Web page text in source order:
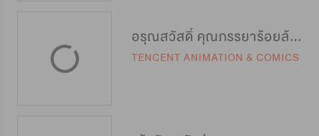
อรุณสวัสดิ์ คุณภรรยาร้อยล้าน
TENCENT ANIMATION & COMICS